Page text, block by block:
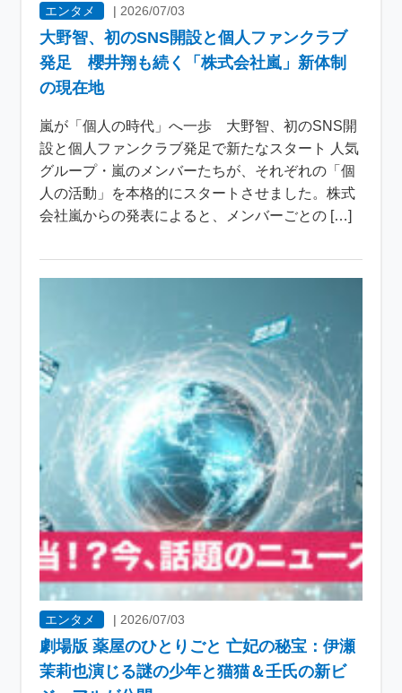
エンタメ |2026/07/03
大野智、初のSNS開設と個人ファンクラブ
発足 櫻井翔も続く「株式会社嵐」新体制
の現在地
嵐が「個人の時代」へ一歩 大野智、初のSNS開
設と個人ファンクラブ発足で新たなスタート 人気
グループ・嵐のメンバーたちが、それぞれの「個
人の活動」を本格的にスタートさせました。株式
会社嵐からの発表によると、メンバーごとの […]
エンタメ | 2026/07/03
劇場版 薬屋のひとりごと 亡妃の秘宝：伊瀬
茉莉也演じる謎の少年と猫猫＆壬氏の新ビ